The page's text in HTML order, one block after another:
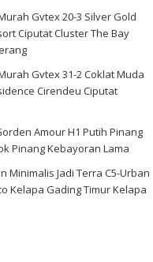
Gvtex 20-3 Silver Gold
Ciputat Cluster The Bay
Gvtex 31-2 Coklat Muda
Cirendeu Ciputat
Amour H1 Putih Pinang
Pinang Kebayoran Lama
Minimalis Jadi Terra C5-Urban
Kelapa Gading Timur Kelapa